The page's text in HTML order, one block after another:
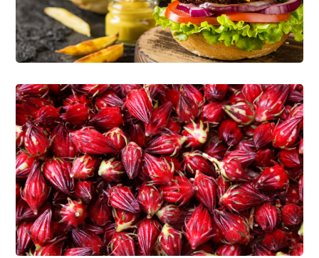
Enjoy Food
CONFITERÍA Y BOTANAS PANIFICACIÓN
Get Maximum Vitamins
LÁCTEOS PANIFICACIÓN